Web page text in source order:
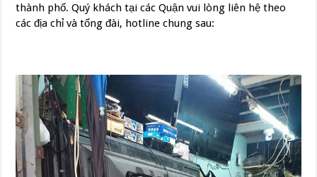
thành phố. Quý khách tại các Quận vui lòng liên hệ theo
các địa chỉ và tổng đài, hotline chung sau: